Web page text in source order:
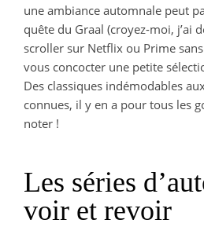
une ambiance automnale peut
quête du Graal (croyez-moi, j’ai
scroller sur Netflix ou Prime sans
vous concocter une petite
Des classiques indémodables
connues, il y en a pour tous les
noter !
Les séries
voir et revoir